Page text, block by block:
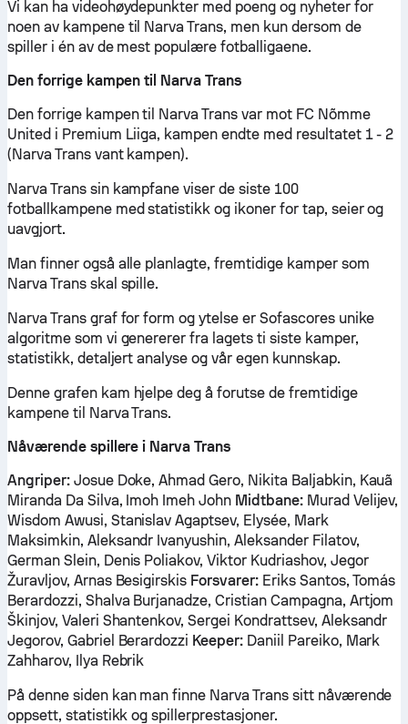
Vi kan ha videohøydepunkter med poeng og nyheter for
noen av kampene til Narva Trans, men kun dersom de
spiller i én av de mest populære fotballigaene.
Den forrige kampen til Narva Trans
Den forrige kampen til Narva Trans var mot FC Nõmme
United i Premium Liiga, kampen endte med resultatet 1 - 2
(Narva Trans vant kampen).
Narva Trans sin kampfane viser de siste 100
fotballkampene med statistikk og ikoner for tap, seier og
uavgjort.
Man finner også alle planlagte, fremtidige kamper som
Narva Trans skal spille.
Narva Trans graf for form og ytelse er Sofascores unike
algoritme som vi genererer fra lagets ti siste kamper,
statistikk, detaljert analyse og vår egen kunnskap.
Denne grafen kam hjelpe deg å forutse de fremtidige
kampene til Narva Trans.
Nåværende spillere i Narva Trans
Angriper:Josue Doke, Ahmad Gero, Nikita Baljabkin, Kauã
Miranda Da Silva, Imoh Imeh John Midtbane:Murad Velijev,
Wisdom Awusi, Stanislav Agaptsev, Elysée, Mark
Maksimkin, Aleksandr Ivanyushin, Aleksander Filatov,
German Slein, Denis Poliakov, Viktor Kudriashov, Jegor
Žuravljov, Arnas Besigirskis Forsvarer:Eriks Santos, Tomás
Berardozzi, Shalva Burjanadze, Cristian Campagna, Artjom
Škinjov, Valeri Shantenkov, Sergei Kondrattsev, Aleksandr
Jegorov, Gabriel Berardozzi Keeper: Daniil Pareiko, Mark
Zahharov, Ilya Rebrik
På denne siden kan man finne Narva Trans sitt nåværende
oppsett, statistikk og spillerprestasjoner.